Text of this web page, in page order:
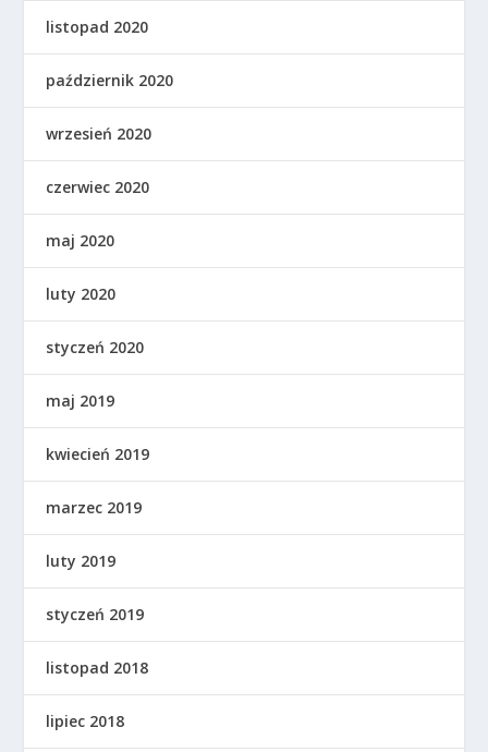
listopad 2020
październik 2020
wrzesień 2020
czerwiec 2020
maj 2020
luty 2020
styczeń 2020
maj 2019
kwiecień 2019
marzec 2019
luty 2019
styczeń 2019
listopad 2018
lipiec 2018